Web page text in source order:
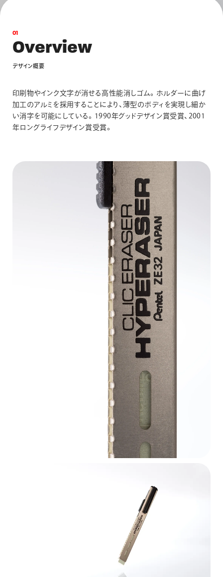
01
Overview
デザイン概要
印刷物やインク文字が消せる高性能消しゴム。ホルダーに曲げ
加工のアルミを採用することにより、薄型のボディを実現し細か
い消字を可能にしている。1990年グッドデザイン賞受賞、2001
年ロングライフデザイン賞受賞。